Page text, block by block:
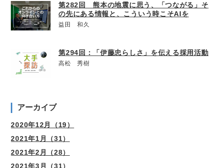
第282回 熊本の地震に思う、「つながる」そ
の先にある情報と、こういう時こそAIを
益田 和久
第294回：「伊藤忠らしさ」を伝える採用活動
高松 秀樹
アーカイブ
2020年12月（19）
2021年1月（31）
2021年2月（28）
2021年3月（31）